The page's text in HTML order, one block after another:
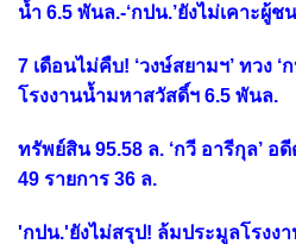
น้ำ 6.5 พันล.-‘กปน.’ยังไม่เคาะผู้ช
7 เดือนไม่คืบ! ‘วงษ์สยามฯ’ ทวง
โรงงานน้ำมหาสวัสดิ์ฯ 6.5 พันล.
ทรัพย์สิน 95.58 ล. ‘กวี อารีกุล’
49 รายการ 36 ล.
'กปน.'ยังไม่สรุป! ล้มประมูลโรงง